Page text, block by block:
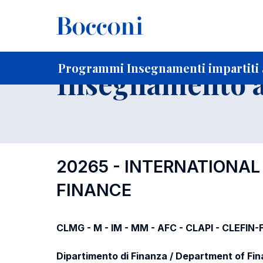
Programmi Insegnamenti impartiti
Home Per studenti iscritti
Insegnamento
20265 - INTERNATIONAL
FINANCE
CLMG - M - IM - MM - AFC - CLAPI -
Dipartimento di Finanza / Department of